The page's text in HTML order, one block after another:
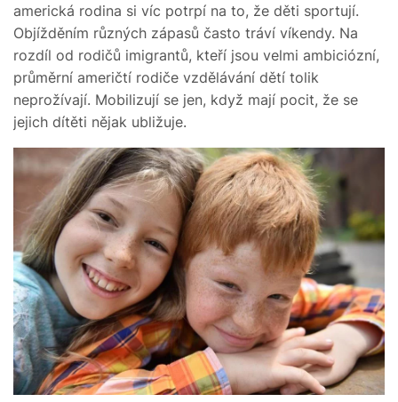
americká rodina si víc potrpí na to, že děti sportují.
Objížděním různých zápasů často tráví víkendy. Na
rozdíl od rodičů imigrantů, kteří jsou velmi ambiciózní,
průměrní američtí rodiče vzdělávání dětí tolik
neprožívají. Mobilizují se jen, když mají pocit, že se
jejich dítěti nějak ubližuje.